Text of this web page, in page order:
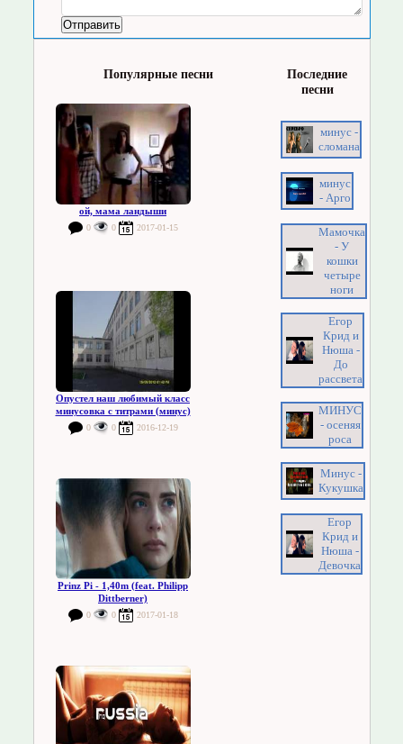
Популярные песни
ой, мама ландыши
0 0 2017-01-15
Опустел наш любимый класс
минусовка с титрами (минус)
0 0 2016-12-19
Prinz Pi - 1,40m (feat. Philipp
Dittberner)
0 0 2017-01-18
Последние
песни
минус -
сломана
минус
- Арго
Мамочка
- У
кошки
четыре
ноги
Егор
Крид и
Нюша -
До
рассвета
МИНУС
- осеняя
роса
Минус -
Кукушка
Егор
Крид и
Нюша -
Девочка